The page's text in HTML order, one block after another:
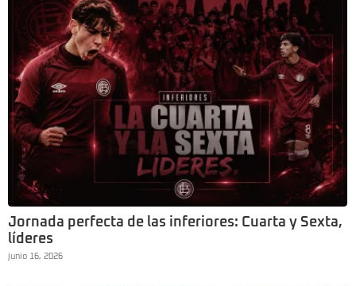
Jornada perfecta de las inferiores: Cuarta y Sexta,
líderes
junio 16, 2026